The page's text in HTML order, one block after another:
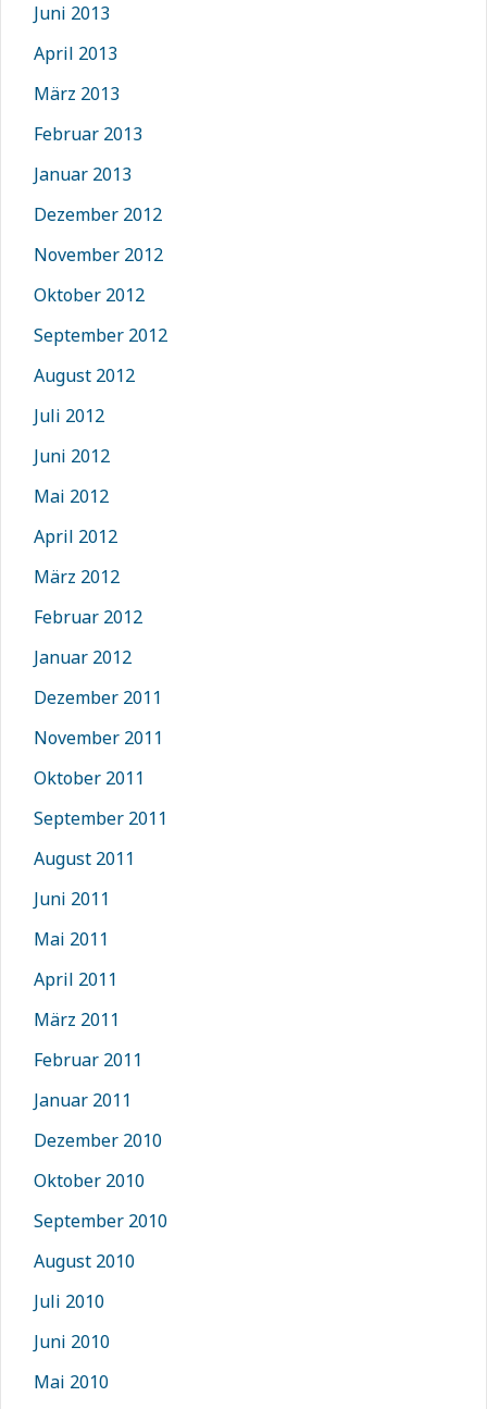
Juni 2013
April 2013
März 2013
Februar 2013
Januar 2013
Dezember 2012
November 2012
Oktober 2012
September 2012
August 2012
Juli 2012
Juni 2012
Mai 2012
April 2012
März 2012
Februar 2012
Januar 2012
Dezember 2011
November 2011
Oktober 2011
September 2011
August 2011
Juni 2011
Mai 2011
April 2011
März 2011
Februar 2011
Januar 2011
Dezember 2010
Oktober 2010
September 2010
August 2010
Juli 2010
Juni 2010
Mai 2010